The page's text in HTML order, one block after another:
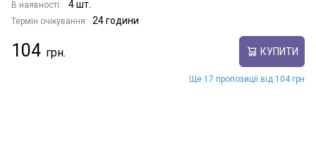
В наявності: 4 шт.
Термін очікування: 24 години
104 КУПИТИ
Ще 17 пропозиції від 104 грн